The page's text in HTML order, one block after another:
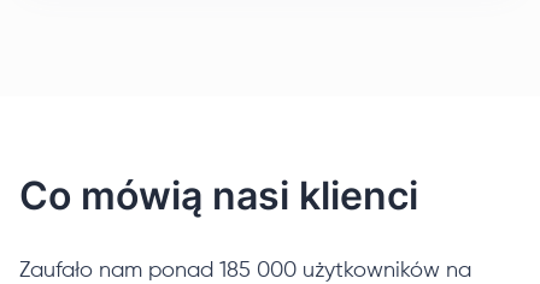
Co mówią nasi klienci
Zaufało nam ponad 185 000 użytkowników na